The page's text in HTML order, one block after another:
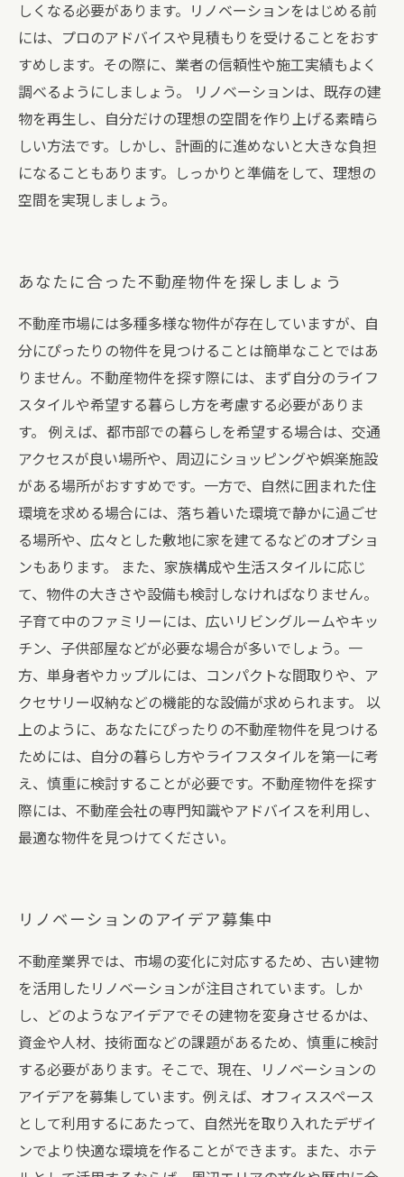
しくなる必要があります。リノベーションをはじめる前
には、プロのアドバイスや見積もりを受けることをおす
すめします。その際に、業者の信頼性や施工実績もよく
調べるようにしましょう。 リノベーションは、既存の建
物を再生し、自分だけの理想の空間を作り上げる素晴ら
しい方法です。しかし、計画的に進めないと大きな負担
になることもあります。しっかりと準備をして、理想の
空間を実現しましょう。
あなたに合った不動産物件を探しましょう
不動産市場には多種多様な物件が存在していますが、自
分にぴったりの物件を見つけることは簡単なことではあ
りません。不動産物件を探す際には、まず自分のライフ
スタイルや希望する暮らし方を考慮する必要がありま
す。 例えば、都市部での暮らしを希望する場合は、交通
アクセスが良い場所や、周辺にショッピングや娯楽施設
がある場所がおすすめです。一方で、自然に囲まれた住
環境を求める場合には、落ち着いた環境で静かに過ごせ
る場所や、広々とした敷地に家を建てるなどのオプショ
ンもあります。 また、家族構成や生活スタイルに応じ
て、物件の大きさや設備も検討しなければなりません。
子育て中のファミリーには、広いリビングルームやキッ
チン、子供部屋などが必要な場合が多いでしょう。一
方、単身者やカップルには、コンパクトな間取りや、ア
クセサリー収納などの機能的な設備が求められます。 以
上のように、あなたにぴったりの不動産物件を見つける
ためには、自分の暮らし方やライフスタイルを第一に考
え、慎重に検討することが必要です。不動産物件を探す
際には、不動産会社の専門知識やアドバイスを利用し、
最適な物件を見つけてください。
リノベーションのアイデア募集中
不動産業界では、市場の変化に対応するため、古い建物
を活用したリノベーションが注目されています。しか
し、どのようなアイデアでその建物を変身させるかは、
資金や人材、技術面などの課題があるため、慎重に検討
する必要があります。そこで、現在、リノベーションの
アイデアを募集しています。例えば、オフィススペース
として利用するにあたって、自然光を取り入れたデザイ
ンでより快適な環境を作ることができます。また、ホテ